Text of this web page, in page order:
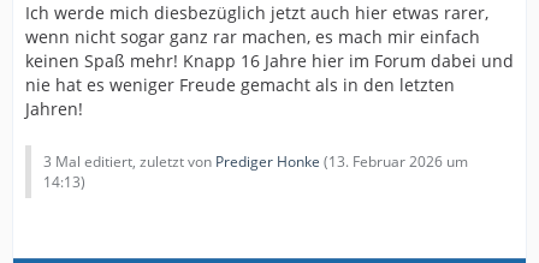
Ich werde mich diesbezüglich jetzt auch hier etwas rarer,
wenn nicht sogar ganz rar machen, es mach mir einfach
keinen Spaß mehr! Knapp 16 Jahre hier im Forum dabei und
nie hat es weniger Freude gemacht als in den letzten
Jahren!
3 Mal editiert, zuletzt von Prediger Honke (13. Februar 2026 um
14:13)